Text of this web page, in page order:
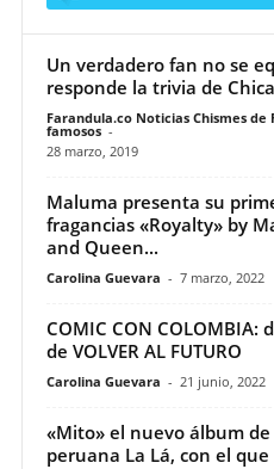
Un verdadero fan no se
responde la trivia de
Farandula.co Noticias Chismes de
famosos -
28 marzo, 2019
Maluma presenta su
fragancias «Royalty» by
and Queen...
Carolina Guevara - 7 marzo, 2022
COMIC CON COLOMBIA:
de VOLVER AL FUTURO
Carolina Guevara - 21 junio, 2022
«Mito» el nuevo álbum
peruana La Lá, con el